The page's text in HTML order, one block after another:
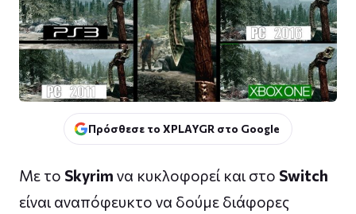
Πρόσθεσε το XPLAYGR στο Google
Με το Skyrim να κυκλοφορεί και στο Switch
είναι αναπόφευκτο να δούμε διάφορες